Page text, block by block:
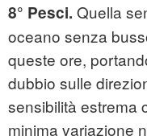
8° Pesci. Quella
oceano senza
queste ore,
dubbio sulle
sensibilità estrema
minima variazione